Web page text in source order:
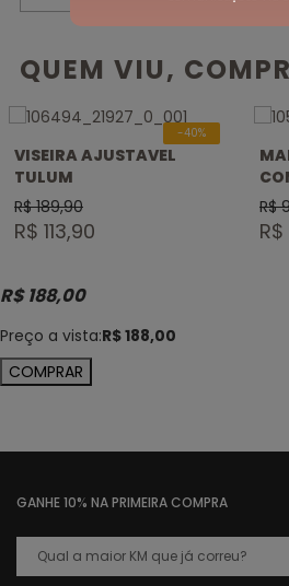
QUEM VIU,
VISEIRA AJUSTAVEL
TULUM
R$ 189,90
R$ 113,90
-40%
R$
R$ 188,00
Preço a vista:R$ 188,00
COMPRAR
GANHE 10% NA PRIMEIRA COMPRA